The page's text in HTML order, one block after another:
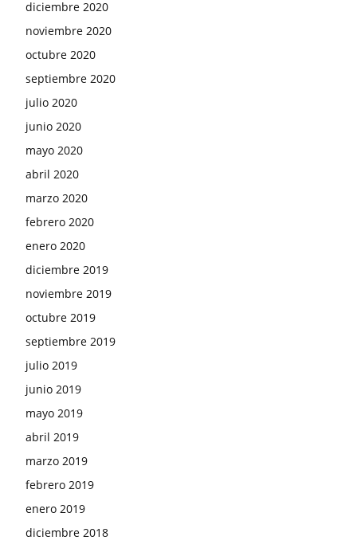
diciembre 2020
noviembre 2020
octubre 2020
septiembre 2020
julio 2020
junio 2020
mayo 2020
abril 2020
marzo 2020
febrero 2020
enero 2020
diciembre 2019
noviembre 2019
octubre 2019
septiembre 2019
julio 2019
junio 2019
mayo 2019
abril 2019
marzo 2019
febrero 2019
enero 2019
diciembre 2018